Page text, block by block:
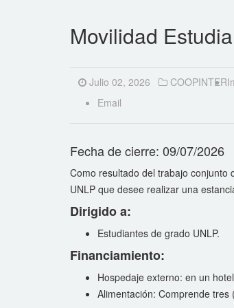
Movilidad
Julio 02, 2026 COOPINTER
Email
Fecha de cierre: 09/07/2026
Como resultado del trabajo conjunto
UNLP que desee realizar una
Dirigido a:
Estudiantes de grado UNLP.
Financiamiento:
Hospedaje externo: en un
Alimentación: Comprende